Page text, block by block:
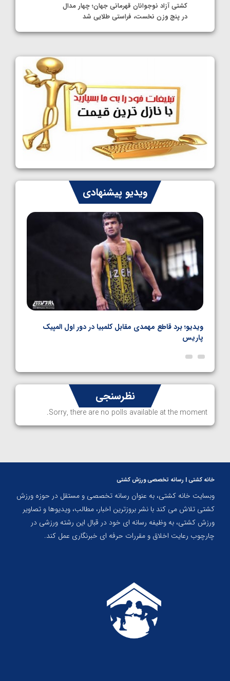
کشتی آزاد نوجوانان قهرمانی جهان؛ چهار مدال
در پنج وزن نخست، فراستی طلایی شد
1405/05/11
کشتی آزاد نوجوانان جهان؛ رقبای نمایندگان
ایران مشخص شدند
1405/05/08
کشتی فرنگی نوجوانان جهان؛ سکوی تیمی
سوم برای ایران
1405/05/07
ایران چشم به راه چهار مدال در پنج وزن دوم
کشتی فرنگی نوجوانان جهان
1405/05/06
ویدیو پیشنهادی
ویدیو؛ برد قاطع مهمدی مقابل کلمبیا در دور اول المپیک
پاریس
نظرسنجی
Sorry, there are no polls available at the moment.
خانه کشتی | رسانه تخصصی ورزش کشتی
وبسایت خانه کشتی، به عنوان رسانه تخصصی و مستقل در حوزه ورزش
کشتی تلاش می کند با نشر بروزترین اخبار، مطالب، ویدیوها و تصاویر
ورزش کشتی، به وظیفه رسانه ای خود در قبال این رشته ورزشی در
چارچوب رعایت اخلاق و مقررات حرفه ای خبرنگاری عمل کند.